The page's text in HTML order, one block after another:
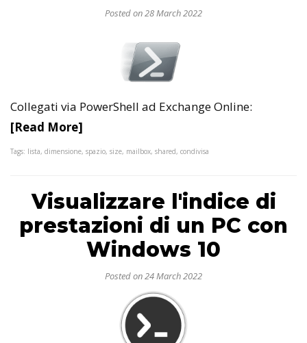
Posted on 28 March 2022
Collegati via PowerShell ad Exchange Online:
[Read More]
Tags: lista, dimensione, spazio, size, mailbox, shared, condivisa
Visualizzare l'indice di
prestazioni di un PC con
Windows 10
Posted on 24 March 2022